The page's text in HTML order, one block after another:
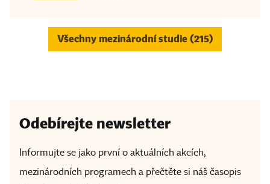
Všechny mezinárodní studie (215)
Odebírejte newsletter
Informujte se jako první o aktuálních akcích,
mezinárodních programech a přečtěte si náš časopis